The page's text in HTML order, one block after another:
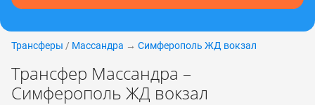
Трансферы / Массандра → Симферополь ЖД вокзал
Трансфер Массандра –
Симферополь ЖД вокзал